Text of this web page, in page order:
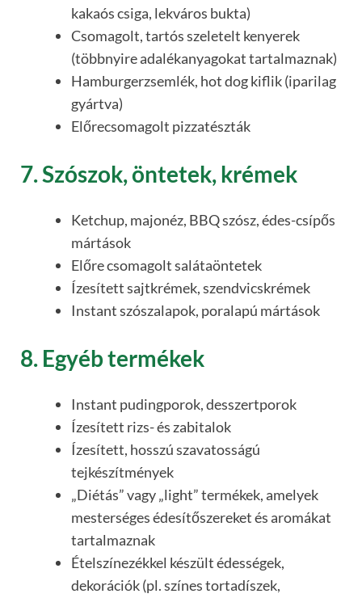
kakaós csiga, lekváros bukta)
Csomagolt, tartós szeletelt kenyerek
(többnyire adalékanyagokat tartalmaznak)
Hamburgerzsemlék, hot dog kiflik (iparilag
gyártva)
Előrecsomagolt pizzatészták
7. Szószok, öntetek, krémek
Ketchup, majonéz, BBQ szósz, édes-csípős
mártások
Előre csomagolt salátaöntetek
Ízesített sajtkrémek, szendvicskrémek
Instant szószalapok, poralapú mártások
8. Egyéb termékek
Instant pudingporok, desszertporok
Ízesített rizs- és zabitalok
Ízesített, hosszú szavatosságú
tejkészítmények
„Diétás” vagy „light” termékek, amelyek
mesterséges édesítőszereket és aromákat
tartalmaznak
Ételszínezékkel készült édességek,
dekorációk (pl. színes tortadíszek,